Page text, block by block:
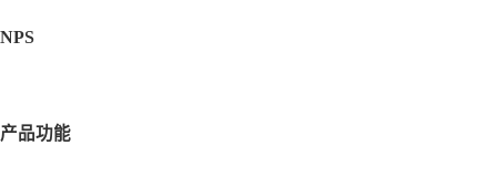
NPS
产品功能